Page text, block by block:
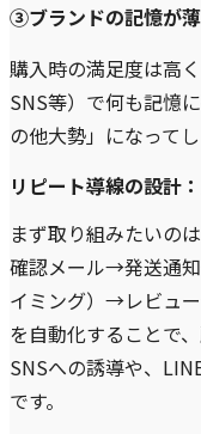
③ブランドの記憶が
購入時の満足度は高
SNS等）で何も記憶
の他大勢」になってし
リピート導線の設計
まず取り組みたいの
確認メール→発送通
イミング）→レビュ
を自動化することで
SNSへの誘導や、
です。